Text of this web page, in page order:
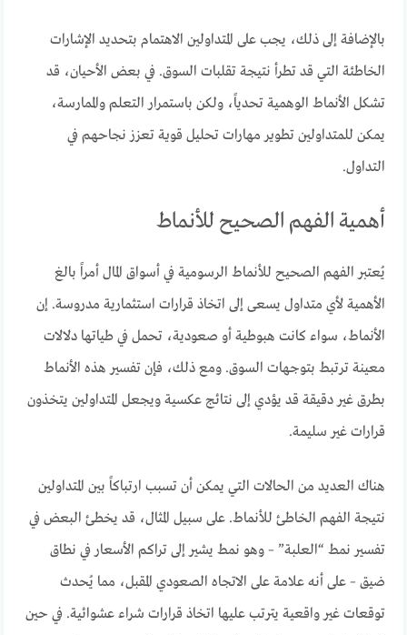
بالإضافة إلى ذلك، يجب على المتداولين الاهتمام بتحديد الإشارات
الخاطئة التي قد تطرأ نتيجة تقلبات السوق. في بعض الأحيان، قد
تشكل الأنماط الوهمية تحدياً، ولكن باستمرار التعلم والممارسة،
يمكن للمتداولين تطوير مهارات تحليل قوية تعزز نجاحهم في
التداول.
أهمية الفهم الصحيح للأنماط
يُعتبر الفهم الصحيح للأنماط الرسومية في أسواق المال أمراً بالغ
الأهمية لأي متداول يسعى إلى اتخاذ قرارات استثمارية مدروسة. إن
الأنماط، سواء كانت هبوطية أو صعودية، تحمل في طياتها دلالات
معينة ترتبط بتوجهات السوق. ومع ذلك، فإن تفسير هذه الأنماط
بطرق غير دقيقة قد يؤدي إلى نتائج عكسية ويجعل المتداولين يتخذون
قرارات غير سليمة.
هناك العديد من الحالات التي يمكن أن تسبب ارتباكاً بين المتداولين
نتيجة الفهم الخاطئ للأنماط. على سبيل المثال، قد يخطئ البعض في
تفسير نمط “العلبة” – وهو نمط يشير إلى تراكم الأسعار في نطاق
ضيق – على أنه علامة على الاتجاه الصعودي المقبل، مما يُحدث
توقعات غير واقعية يترتب عليها اتخاذ قرارات شراء عشوائية. في حين